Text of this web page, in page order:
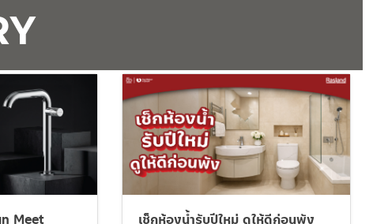
Meet
เช็กห้องน้ำรับปีใหม่ ดูให้ดีก่อนพัง